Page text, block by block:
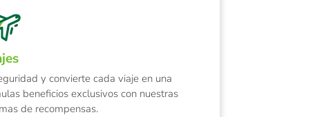
y convierte cada viaje en una
beneficios exclusivos con nuestras
de recompensas.